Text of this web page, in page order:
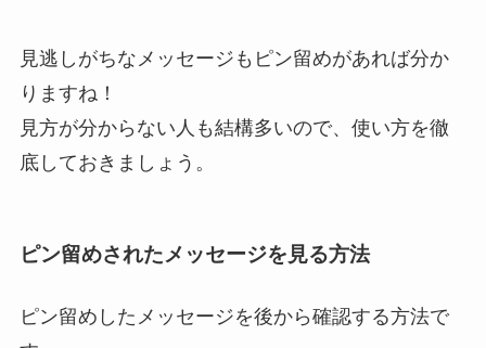
見逃しがちなメッセージもピン留めがあれば分か
りますね！
見方が分からない人も結構多いので、使い方を徹
底しておきましょう。
ピン留めされたメッセージを見る方法
ピン留めしたメッセージを後から確認する方法で